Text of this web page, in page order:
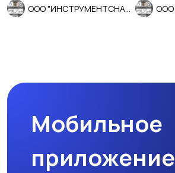
Мобильное
приложение